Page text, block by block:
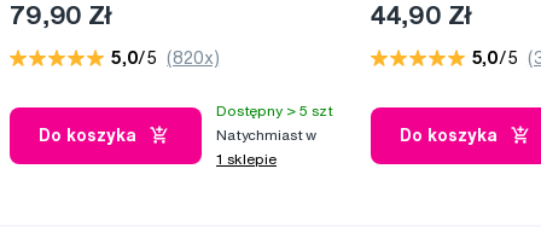
79,90 Zł
5,0/5 (820x)
Do koszyka
Dostępny > 5 szt
Natychmiast w
1 sklepie
44,90 Zł
5,0/5
Do koszyka